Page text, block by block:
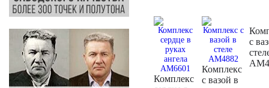
Комплекс
Комплекс
с вазой в
с